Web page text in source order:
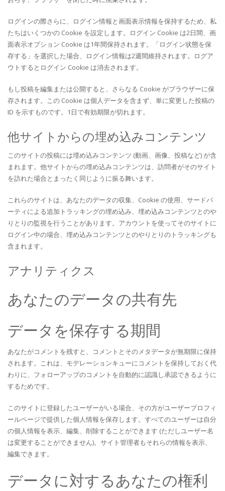
ログインの際さらに、ログイン情報と画面表示情報を保持するため、私
たちはいくつかの Cookie を設定します。ログイン Cookie は2日間、画
面表示オプション Cookie は1年間保持されます。「ログイン状態を保
存する」を選択した場合、ログイン情報は2週間維持されます。ログア
ウトするとログイン Cookie は消去されます。
もし投稿を編集または公開すると、さらなる Cookie がブラウザーに保
存されます。この Cookie は個人データを含まず、単に変更した投稿の
ID を示すものです。1日で有効期限が切れます。
他サイトからの埋め込みコンテンツ
このサイトの投稿には埋め込みコンテンツ (動画、画像、投稿など) が含
まれます。他サイトからの埋め込みコンテンツは、訪問者がそのサイト
を訪れた場合とまったく同じように振る舞います。
これらのサイトは、あなたのデータの収集、Cookie の使用、サードパ
ーティによる追加トラッキングの埋め込み、埋め込みコンテンツとのや
りとりの監視を行うことがあります。アカウントを使ってそのサイトに
ログイン中の場合、埋め込みコンテンツとのやりとりのトラッキングも
含まれます。
アナリティクス
あなたのデータの共有先
データを保存する期間
あなたがコメントを残すと、コメントとそのメタデータが無期限に保持
されます。これは、モデレーションキューにコメントを保持しておく代
わりに、フォローアップのコメントを自動的に認識し承認できるように
するためです。
このサイトに登録したユーザーがいる場合、その方がユーザープロフィ
ールページで提供した個人情報を保存します。すべてのユーザーは自分
の個人情報を表示、編集、削除することができます (ただしユーザー名
は変更することができません)。サイト管理者もそれらの情報を表示、
編集できます。
データに対するあなたの権利